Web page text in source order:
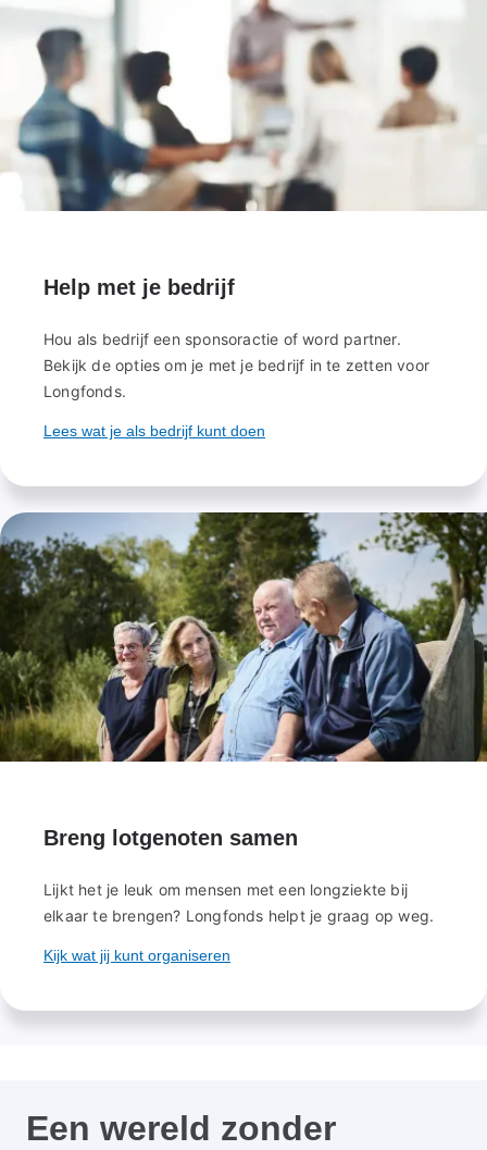
Help met je bedrijf
Hou als bedrijf een sponsoractie of word partner.
Bekijk de opties om je met je bedrijf in te zetten voor
Longfonds.
Lees wat je als bedrijf kunt doen
Breng lotgenoten samen
Lijkt het je leuk om mensen met een longziekte bij
elkaar te brengen? Longfonds helpt je graag op weg.
Kijk wat jij kunt organiseren
Een wereld zonder